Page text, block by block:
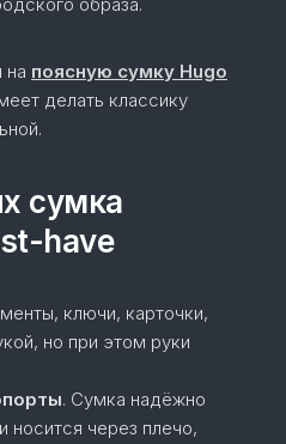
на поясную сумку Hugo
делать классику
сумка
have
ключи, карточки,
но при этом руки
. Сумка надёжно
носится через плечо,